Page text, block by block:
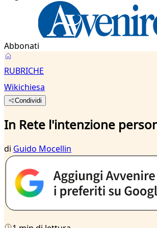
Abbonati
RUBRICHE
Wikichiesa
Condividi
In Rete l'intenzione
di Guido Mocellin